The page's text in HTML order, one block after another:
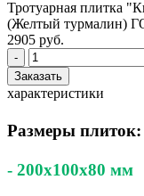
Тротуарная плитка
(Желтый турмалин)
2905 руб.
-
Заказать
характеристики
Размеры плиток:
- 200x100x80 мм